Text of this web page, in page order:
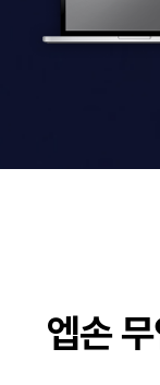
엡손